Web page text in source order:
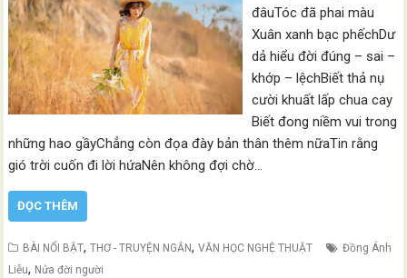
đâuTóc đã phai màu
Xuân xanh bạc phếchDư
dả hiểu đời đúng – sai –
khớp – lệchBiết thả nụ
cười khuất lấp chua cay
Biết đong niềm vui trong
những hao gầyChẳng còn đọa đày bản thân thêm nữaTin rằng
gió trời cuốn đi lời hứaNên không đợi chờ…
ĐỌC THÊM
BÀI NỔI BẬT,THƠ - TRUYỆN NGẮN,VĂN HỌC NGHỆ THUẬT
Đồng Ánh
Liễu, Nửa đời người